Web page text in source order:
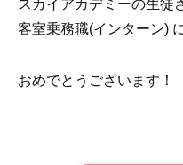
スカイアカデミーの生徒
客室乗務職(インターン)
おめでとうございます！